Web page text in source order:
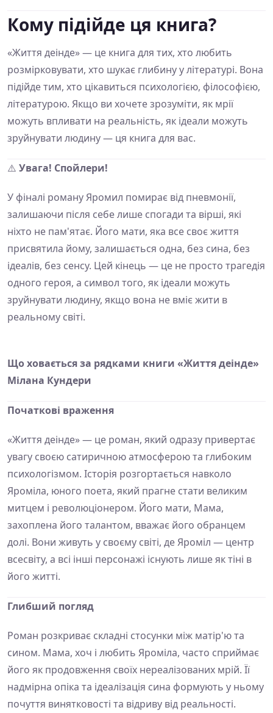
Кому підійде ця книга?
«Життя деінде» — це книга для тих, хто любить
розмірковувати, хто шукає глибину у літературі. Вона
підійде тим, хто цікавиться психологією, філософією,
літературою. Якщо ви хочете зрозуміти, як мрії
можуть впливати на реальність, як ідеали можуть
зруйнувати людину — ця книга для вас.
⚠️ Увага! Спойлери!
У фіналі роману Яромил помирає від пневмонії,
залишаючи після себе лише спогади та вірші, які
ніхто не пам'ятає. Його мати, яка все своє життя
присвятила йому, залишається одна, без сина, без
ідеалів, без сенсу. Цей кінець — це не просто трагедія
одного героя, а символ того, як ідеали можуть
зруйнувати людину, якщо вона не вміє жити в
реальному світі.
Що ховається за рядками книги «Життя деінде»
Мілана Кундери
Початкові враження
«Життя деінде» — це роман, який одразу привертає
увагу своєю сатиричною атмосферою та глибоким
психологізмом. Історія розгортається навколо
Яроміла, юного поета, який прагне стати великим
митцем і революціонером. Його мати, Мама,
захоплена його талантом, вважає його обранцем
долі. Вони живуть у своєму світі, де Яроміл — центр
всесвіту, а всі інші персонажі існують лише як тіні в
його житті.
Глибший погляд
Роман розкриває складні стосунки між матір'ю та
сином. Мама, хоч і любить Яроміла, часто сприймає
його як продовження своїх нереалізованих мрій. Її
надмірна опіка та ідеалізація сина формують у ньому
почуття винятковості та відриву від реальності.